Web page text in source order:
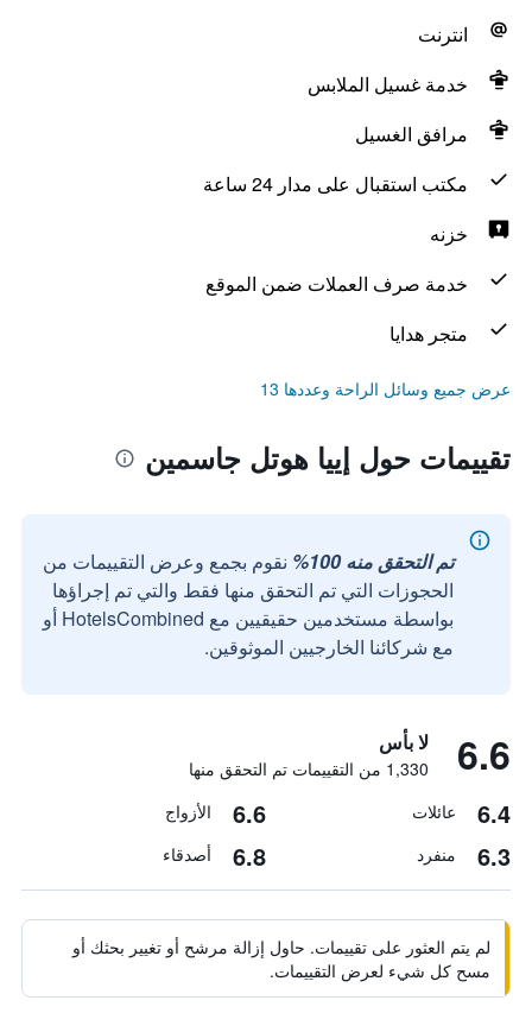
انترنت
خدمة غسيل الملابس
مرافق الغسيل
مكتب استقبال على مدار 24 ساعة
خزنه
خدمة صرف العملات ضمن الموقع
متجر هدايا
عرض جميع وسائل الراحة وعددها 13
تقييمات حول إييا هوتل جاسمين
تم التحقق منه 100%
نقوم بجمع وعرض التقييمات من
الحجوزات التي تم التحقق منها فقط والتي تم إجراؤها
بواسطة مستخدمين حقيقيين مع HotelsCombined أو
مع شركائنا الخارجيين الموثوقين.
6.6 لا بأس
1,330 من التقييمات تم التحقق منها
6.4 عائلات 6.6 الأزواج
6.3 منفرد 6.8 أصدقاء
لم يتم العثور على تقييمات. حاول إزالة مرشح أو تغيير بحثك أو
مسح كل شيء لعرض التقييمات.